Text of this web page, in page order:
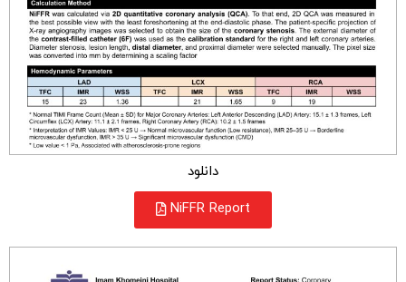
دانلود
NiFFR Report